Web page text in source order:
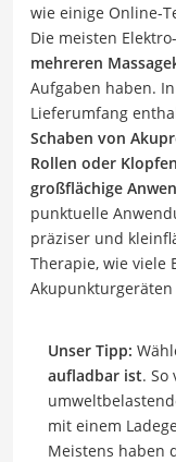
wie einige Online-
Die meisten
mehreren
Aufgaben haben.
Lieferumfang
Schaben von
Rollen oder Klopfen
großflächige
punktuelle
präziser und
Therapie, wie viele
Akupunkturgeräten
Unser Tipp:
aufladbar ist. So
mit einem
Meistens haben